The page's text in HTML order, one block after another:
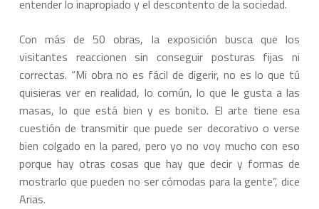
entender lo inapropiado y el descontento de la sociedad.
Con más de 50 obras, la exposición busca que los
visitantes reaccionen sin conseguir posturas fijas ni
correctas. “Mi obra no es fácil de digerir, no es lo que tú
quisieras ver en realidad, lo común, lo que le gusta a las
masas, lo que está bien y es bonito. El arte tiene esa
cuestión de transmitir que puede ser decorativo o verse
bien colgado en la pared, pero yo no voy mucho con eso
porque hay otras cosas que hay que decir y formas de
mostrarlo que pueden no ser cómodas para la gente”, dice
Arias.